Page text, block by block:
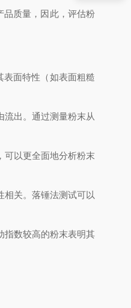
质量，因此，评估粉
面特性（如表面粗糙
出。通过测量粉末从
以更全面地分析粉末
关。落锤法测试可以
数较高的粉末表明其